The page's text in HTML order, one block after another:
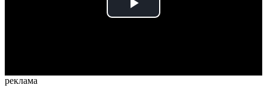
Play
реклама